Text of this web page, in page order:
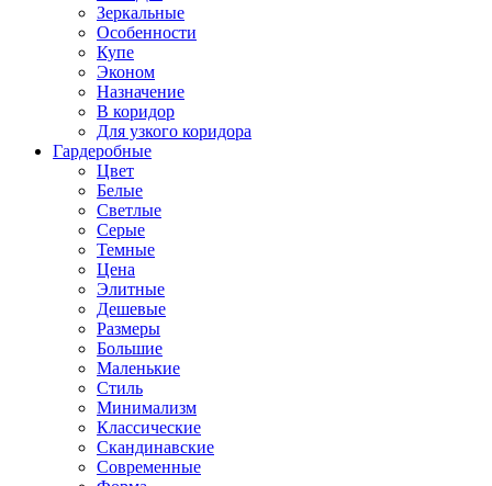
Зеркальные
Особенности
Купе
Эконом
Назначение
В коридор
Для узкого коридора
Гардеробные
Цвет
Белые
Светлые
Серые
Темные
Цена
Элитные
Дешевые
Размеры
Большие
Маленькие
Стиль
Минимализм
Классические
Скандинавские
Современные